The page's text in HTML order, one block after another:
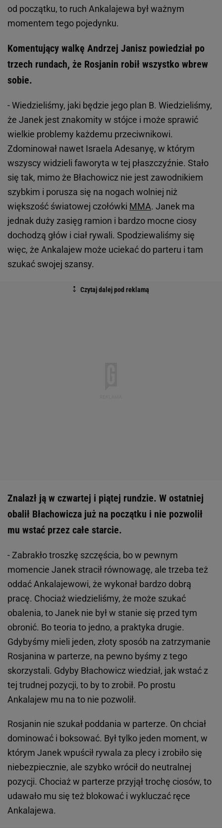
od początku, to ruch Ankalajewa był ważnym
momentem tego pojedynku.
Komentujący walkę Andrzej Janisz powiedział po
trzech rundach, że Rosjanin robił wszystko wbrew
sobie.
- Wiedzieliśmy, jaki będzie jego plan B. Wiedzieliśmy,
że Janek jest znakomity w stójce i może sprawić
wielkie problemy każdemu przeciwnikowi.
Zdominował nawet Israela Adesanyę, w którym
wszyscy widzieli faworyta w tej płaszczyźnie. Stało
się tak, mimo że Błachowicz nie jest zawodnikiem
szybkim i porusza się na nogach wolniej niż
większość światowej czołówki MMA. Janek ma
jednak duży zasięg ramion i bardzo mocne ciosy
dochodzą głów i ciał rywali. Spodziewaliśmy się
więc, że Ankalajew może uciekać do parteru i tam
szukać swojej szansy.
Znalazł ją w czwartej i piątej rundzie. W ostatniej
obalił Błachowicza już na początku i nie pozwolił
mu wstać przez całe starcie.
- Zabrakło troszkę szczęścia, bo w pewnym
momencie Janek stracił równowagę, ale trzeba też
oddać Ankalajewowi, że wykonał bardzo dobrą
pracę. Chociaż wiedzieliśmy, że może szukać
obalenia, to Janek nie był w stanie się przed tym
obronić. Bo teoria to jedno, a praktyka drugie.
Gdybyśmy mieli jeden, złoty sposób na zatrzymanie
Rosjanina w parterze, na pewno byśmy z tego
skorzystali. Gdyby Błachowicz wiedział, jak wstać z
tej trudnej pozycji, to by to zrobił. Po prostu
Ankalajew mu na to nie pozwolił.
Rosjanin nie szukał poddania w parterze. On chciał
dominować i boksować. Był tylko jeden moment, w
którym Janek wpuścił rywala za plecy i zrobiło się
niebezpiecznie, ale szybko wrócił do neutralnej
pozycji. Chociaż w parterze przyjął trochę ciosów, to
udawało mu się też blokować i wykluczać ręce
Ankalajewa.